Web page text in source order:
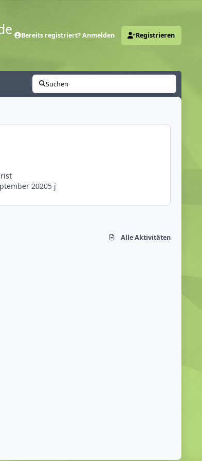
Bereits registriert? Anmelden Registrieren
Suchen
20205 j
Alle Aktivitäten